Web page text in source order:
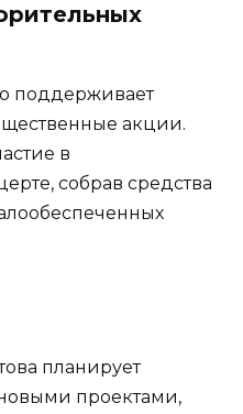
поддерживает
акции.
в
собрав средства
планирует
проектами,